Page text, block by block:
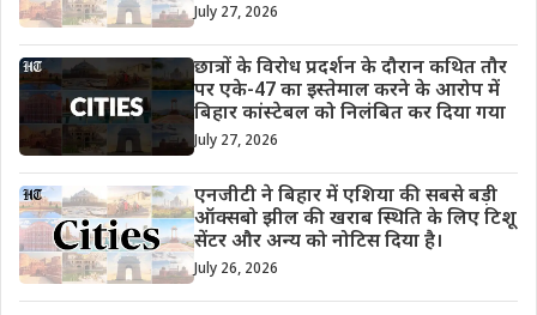
July 27, 2026
छात्रों के विरोध प्रदर्शन के दौरान कथित तौर
पर एके-47 का इस्तेमाल करने के आरोप में
बिहार कांस्टेबल को निलंबित कर दिया गया
July 27, 2026
एनजीटी ने बिहार में एशिया की सबसे बड़ी
ऑक्सबो झील की खराब स्थिति के लिए टिशू
सेंटर और अन्य को नोटिस दिया है।
July 26, 2026